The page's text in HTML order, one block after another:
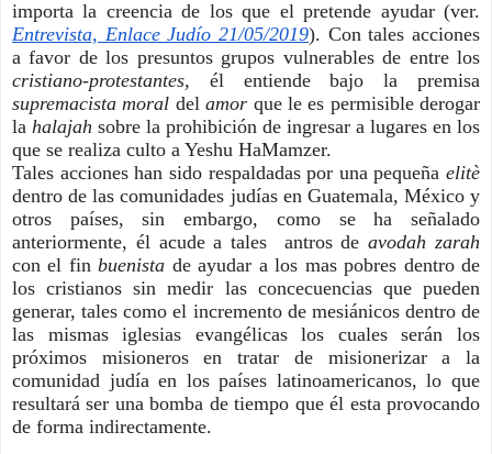
Entrevista, Enlace Judío 21/05/2019). Con tales acciones
cristiano-protestantes,
supremacista moral del amor que le es permisible derogar
la halajah sobre la prohibición de ingresar a lugares en los
que se realiza culto a Yeshu HaMamzer.
Tales acciones han sido respaldadas por una pequeña
dentro de las comunidades judías en Guatemala, México y
otros países, sin embargo, como se ha señalado
anteriormente, él acude a tales  antros de
con el fin buenista de ayudar a los mas pobres dentro de
los cristianos sin medir las concecuencias que pueden
generar, tales como el incremento de mesiánicos dentro de
las mismas iglesias evangélicas los cuales serán los
próximos misioneros en tratar de misionerizar a la
comunidad judía en los países latinoamericanos, lo que
resultará ser una bomba de tiempo que él esta provocando
de forma indirectamente.